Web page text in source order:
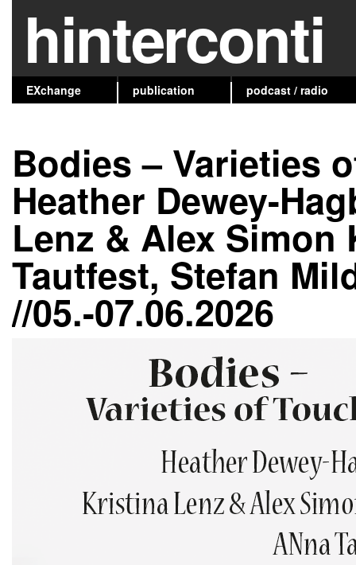
hinterconti
EXchange publication podcast / radio
Bodies – Varieties
Heather Dewey-
Lenz & Alex Simon
Tautfest, Stefan
//05.-07.06.2026